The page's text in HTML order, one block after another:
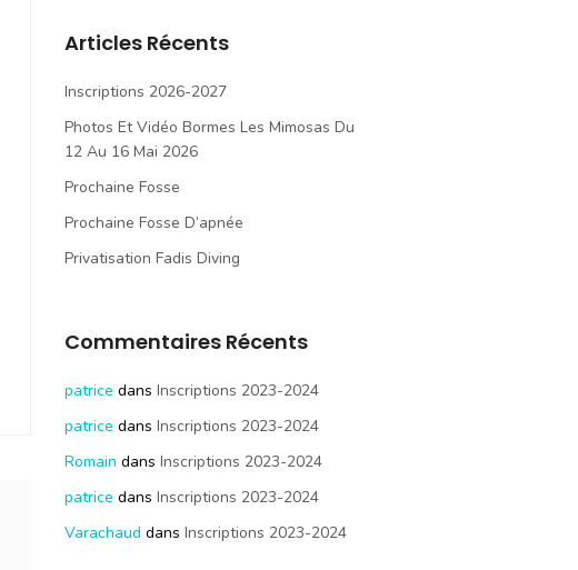
Articles Récents
Inscriptions 2026-2027
Photos Et Vidéo Bormes Les Mimosas Du
12 Au 16 Mai 2026
Prochaine Fosse
Prochaine Fosse D’apnée
Privatisation Fadis Diving
Commentaires Récents
patrice dans Inscriptions 2023-2024
patrice dans Inscriptions 2023-2024
Romain dans Inscriptions 2023-2024
patrice dans Inscriptions 2023-2024
Varachaud dans Inscriptions 2023-2024